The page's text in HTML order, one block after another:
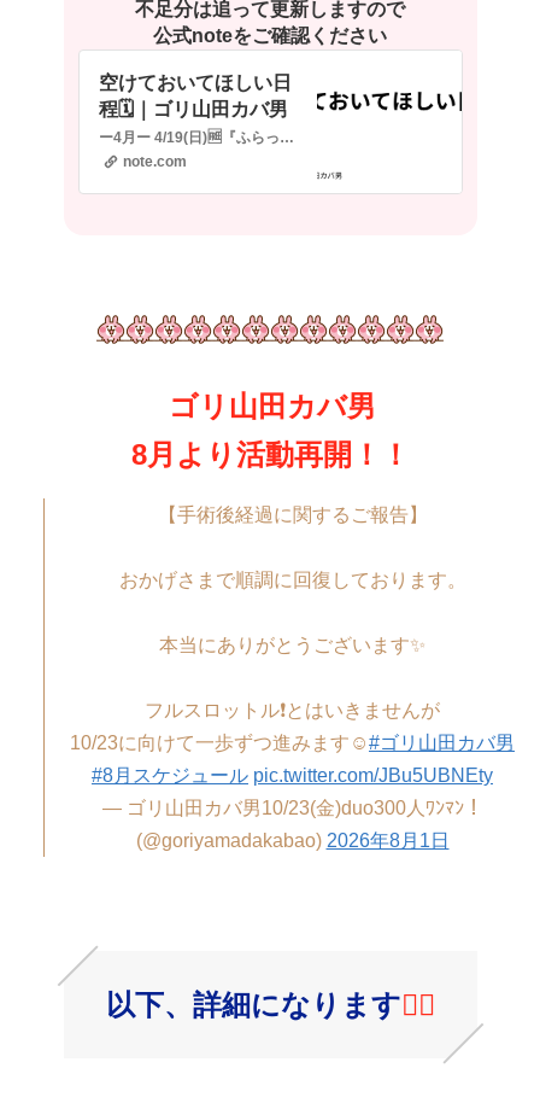
不足分は追って更新しますので
公式noteをご確認ください
空けておいてほしい日
程🗓️｜ゴリ山田カバ男
ー4月ー 4/19(日)🆓『ふらっとみゅーじっく』 時間：12:00〜16:00 カバ男出番：①13:40〜 ②15:05〜 場所：東大和リビングテラス 出演：山中啓輔、世莉奈、間瀬しずか、ゴリ山田カバ男 🆓観覧無料✅物販あり 4/20(月)🈶ゴリ山田カバ男 『スペシャルビアガーデンLIVE』 時間：①18:30〜②20:15〜(2部制)…
note.com
ゴリ山田カバ男
8月より活動再開！！
【手術後経過に関するご報告】
おかげさまで順調に回復しております。
本当にありがとうございます✨
フルスロットル❗️とはいきませんが
10/23に向けて一歩ずつ進みます☺️#ゴリ山田カバ男
#8月スケジュール pic.twitter.com/JBu5UBNEty
— ゴリ山田カバ男10/23(金)duo300人ﾜﾝﾏﾝ！
(@goriyamadakabao) 2026年8月1日
以下、詳細になります🙆‍♀️